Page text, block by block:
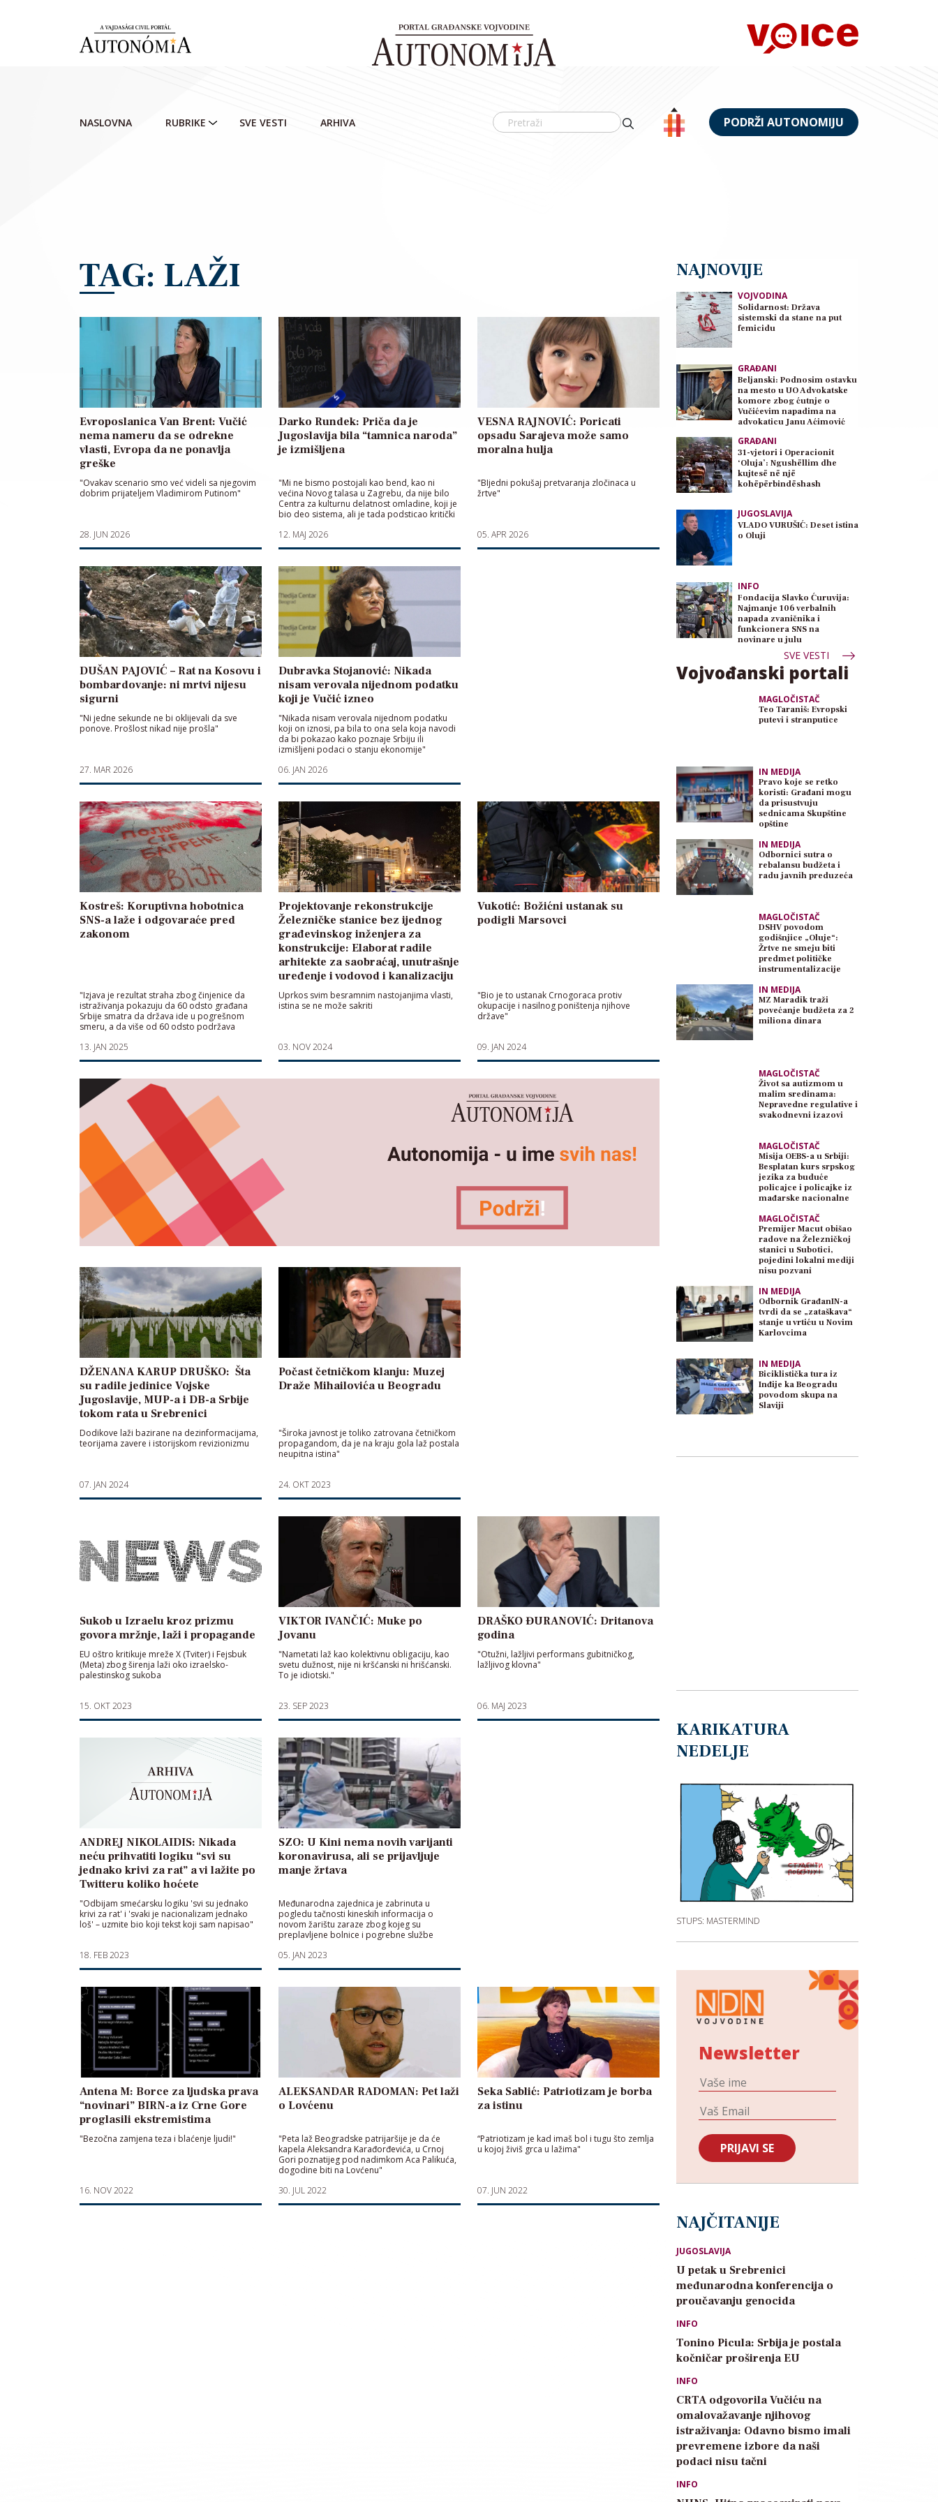
NASLOVNA RUBRIKE SVE VESTI ARHIVA PODRŽI AUTONOMIJU
TAG: LAŽI
Evroposlanica Van Brent: Vučić
nema nameru da se odrekne
vlasti, Evropa da ne ponavlja
greške
"Ovakav scenario smo već videli sa njegovim
dobrim prijateljem Vladimirom Putinom"
28. JUN 2026
Darko Rundek: Priča da je
Jugoslavija bila “tamnica naroda”
je izmišljena
"Mi ne bismo postojali kao bend, kao ni
većina Novog talasa u Zagrebu, da nije bilo
Centra za kulturnu delatnost omladine, koji je
bio deo sistema, ali je tada podsticao kritički
12. MAJ 2026
VESNA RAJNOVIĆ: Poricati
opsadu Sarajeva može samo
moralna hulja
"BIjedni pokušaj pretvaranja zločinaca u
žrtve"
05. APR 2026
DUŠAN PAJOVIĆ – Rat na Kosovu i
bombardovanje: ni mrtvi nijesu
sigurni
"Ni jedne sekunde ne bi oklijevali da sve
ponove. Prošlost nikad nije prošla"
27. MAR 2026
Dubravka Stojanović: Nikada
nisam verovala nijednom podatku
koji je Vučić izneo
"Nikada nisam verovala nijednom podatku
koji on iznosi, pa bila to ona sela koja navodi
da bi pokazao kako poznaje Srbiju ili
izmišljeni podaci o stanju ekonomije"
06. JAN 2026
Kostreš: Koruptivna hobotnica
SNS-a laže i odgovaraće pred
zakonom
"Izjava je rezultat straha zbog činjenice da
istraživanja pokazuju da 60 odsto građana
Srbije smatra da država ide u pogrešnom
smeru, a da više od 60 odsto podržava
13. JAN 2025
Projektovanje rekonstrukcije
Železničke stanice bez ijednog
građevinskog inženjera za
konstrukcije: Elaborat radile
arhitekte za saobraćaj, unutrašnje
uređenje i vodovod i kanalizaciju
Uprkos svim besramnim nastojanjima vlasti,
istina se ne može sakriti
03. NOV 2024
Vukotić: Božićni ustanak su
podigli Marsovci
"Bio je to ustanak Crnogoraca protiv
okupacije i nasilnog poništenja njihove
države"
09. JAN 2024
DŽENANA KARUP DRUŠKO: Šta
su radile jedinice Vojske
Jugoslavije, MUP-a i DB-a Srbije
tokom rata u Srebrenici
Dodikove laži bazirane na dezinformacijama,
teorijama zavere i istorijskom revizionizmu
07. JAN 2024
Počast četničkom klanju: Muzej
Draže Mihailovića u Beogradu
"Široka javnost je toliko zatrovana četničkom
propagandom, da je na kraju gola laž postala
neupitna istina"
24. OKT 2023
Sukob u Izraelu kroz prizmu
govora mržnje, laži i propagande
EU oštro kritikuje mreže X (Tviter) i Fejsbuk
(Meta) zbog širenja laži oko izraelsko-
palestinskog sukoba
15. OKT 2023
VIKTOR IVANČIĆ: Muke po
Jovanu
"Nametati laž kao kolektivnu obligaciju, kao
svetu dužnost, nije ni kršćanski ni hrišćanski.
To je idiotski."
23. SEP 2023
DRAŠKO ĐURANOVIĆ: Dritanova
godina
"Otužni, lažljivi performans gubitničkog,
lažljivog klovna"
06. MAJ 2023
ANDREJ NIKOLAIDIS: Nikada
neću prihvatiti logiku “svi su
jednako krivi za rat” a vi lažite po
Twitteru koliko hoćete
"Odbijam smećarsku logiku 'svi su jednako
krivi za rat' i 'svaki je nacionalizam jednako
loš' – uzmite bio koji tekst koji sam napisao"
18. FEB 2023
SZO: U Kini nema novih varijanti
koronavirusa, ali se prijavljuje
manje žrtava
Međunarodna zajednica je zabrinuta u
pogledu tačnosti kineskih informacija o
novom žarištu zaraze zbog kojeg su
preplavljene bolnice i pogrebne službe
05. JAN 2023
Antena M: Borce za ljudska prava
“novinari” BIRN-a iz Crne Gore
proglasili ekstremistima
"Bezočna zamjena teza i blaćenje ljudi!"
16. NOV 2022
ALEKSANDAR RADOMAN: Pet laži
o Lovćenu
"Peta laž Beogradske patrijaršije je da će
kapela Aleksandra Karađorđevića, u Crnoj
Gori poznatijeg pod nadimkom Aca Palikuća,
dogodine biti na Lovćenu"
30. JUL 2022
Seka Sablić: Patriotizam je borba
za istinu
“Patriotizam je kad imaš bol i tugu što zemlja
u kojoj živiš grca u lažima"
07. JUN 2022
NAJNOVIJE
VOJVODINA
Solidarnost: Država
sistemski da stane na put
femicidu
GRAĐANI
Beljanski: Podnosim ostavku
na mesto u UO Advokatske
komore zbog ćutnje o
Vučićevim napadima na
advokaticu Janu Aćimović
GRAĐANI
31-vjetori i Operacionit
‘Oluja’: Ngushëllim dhe
kujtesë në një
kohëpërbindëshash
JUGOSLAVIJA
VLADO VURUŠIĆ: Deset istina
o Oluji
INFO
Fondacija Slavko Ćuruvija:
Najmanje 106 verbalnih
napada zvaničnika i
funkcionera SNS na
novinare u julu
SVE VESTI
Vojvođanski portali
MAGLOČISTAČ
Teo Taraniš: Evropski
putevi i stranputice
IN MEDIJA
Pravo koje se retko
koristi: Građani mogu
da prisustvuju
sednicama Skupštine
opštine
IN MEDIJA
Odbornici sutra o
rebalansu budžeta i
radu javnih preduzeća
MAGLOČISTAČ
DSHV povodom
godišnjice „Oluje“:
Žrtve ne smeju biti
predmet političke
instrumentalizacije
IN MEDIJA
MZ Maradik traži
povećanje budžeta za 2
miliona dinara
MAGLOČISTAČ
Život sa autizmom u
malim sredinama:
Nepravedne regulative i
svakodnevni izazovi
MAGLOČISTAČ
Misija OEBS-a u Srbiji:
Besplatan kurs srpskog
jezika za buduće
policajce i policajke iz
mađarske nacionalne
MAGLOČISTAČ
Premijer Macut obišao
radove na Železničkoj
stanici u Subotici,
pojedini lokalni mediji
nisu pozvani
IN MEDIJA
Odbornik GrađanIN-a
tvrdi da se „zataškava“
stanje u vrtiću u Novim
Karlovcima
IN MEDIJA
Biciklistička tura iz
Inđije ka Beogradu
povodom skupa na
Slaviji
KARIKATURA
NEDELJE
STUPS: MASTERMIND
Newsletter
NAJČITANIJE
JUGOSLAVIJA
U petak u Srebrenici
međunarodna konferencija o
proučavanju genocida
INFO
Tonino Picula: Srbija je postala
kočničar proširenja EU
INFO
CRTA odgovorila Vučiću na
omalovažavanje njihovog
istraživanja: Odavno bismo imali
prevremene izbore da naši
podaci nisu tačni
INFO